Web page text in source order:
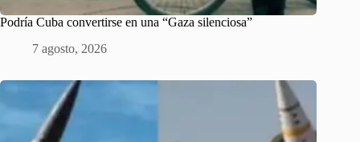
Podría Cuba convertirse en una “Gaza silenciosa”
7 agosto, 2026